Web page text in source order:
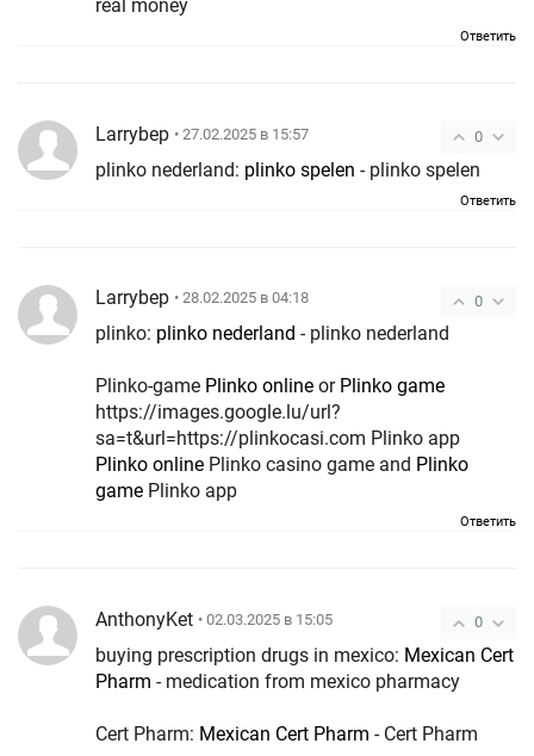
real money
Ответить
0
Larrybep • 27.02.2025 в 15:57
plinko nederland: plinko spelen - plinko spelen
Ответить
0
Larrybep • 28.02.2025 в 04:18
plinko: plinko nederland - plinko nederland
Plinko-game Plinko online or Plinko game
https://images.google.lu/url?
sa=t&url=https://plinkocasi.com Plinko app
Plinko online Plinko casino game and Plinko
game Plinko app
Ответить
0
AnthonyKet • 02.03.2025 в 15:05
buying prescription drugs in mexico: Mexican Cert
Pharm - medication from mexico pharmacy
Cert Pharm: Mexican Cert Pharm - Cert Pharm